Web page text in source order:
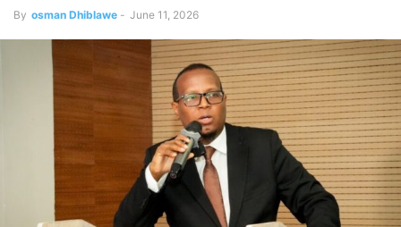
By osman Dhiblawe - June 11, 2026